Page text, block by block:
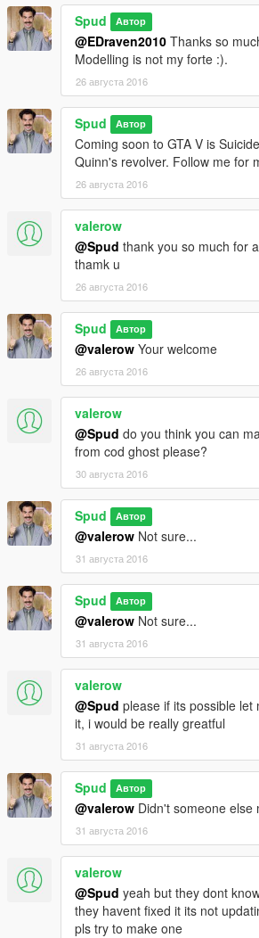
Spud Автор
@EDraven2010 Thanks so
Modelling is not my forte :).
26 августа 2016
Spud Автор
Coming soon to GTA V is
Quinn's revolver. Follow me for
26 августа 2016
valerow
@Spud thank you so much for
thamk u
26 августа 2016
Spud Автор
@valerow Your welcome
26 августа 2016
valerow
@Spud do you think you can
from cod ghost please?
30 августа 2016
Spud Автор
@valerow Not sure...
31 августа 2016
Spud Автор
@valerow Not sure...
31 августа 2016
valerow
@Spud please if its possible let
it, i would be really greatful
31 августа 2016
Spud Автор
@valerow Didn't someone else
31 августа 2016
valerow
@Spud yeah but they dont
they havent fixed it its not
pls try to make one